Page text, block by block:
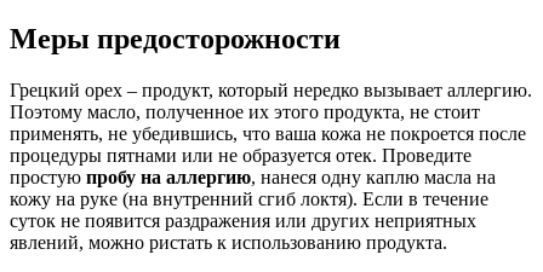
Меры предосторожности
Грецкий орех – продукт, который нередко вызывает аллергию.
Поэтому масло, полученное их этого продукта, не стоит
применять, не убедившись, что ваша кожа не покроется после
процедуры пятнами или не образуется отек. Проведите
простую пробу на аллергию, нанеся одну каплю масла на
кожу на руке (на внутренний сгиб локтя). Если в течение
суток не появится раздражения или других неприятных
явлений, можно ристать к использованию продукта.